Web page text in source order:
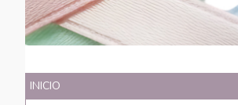
INICIO